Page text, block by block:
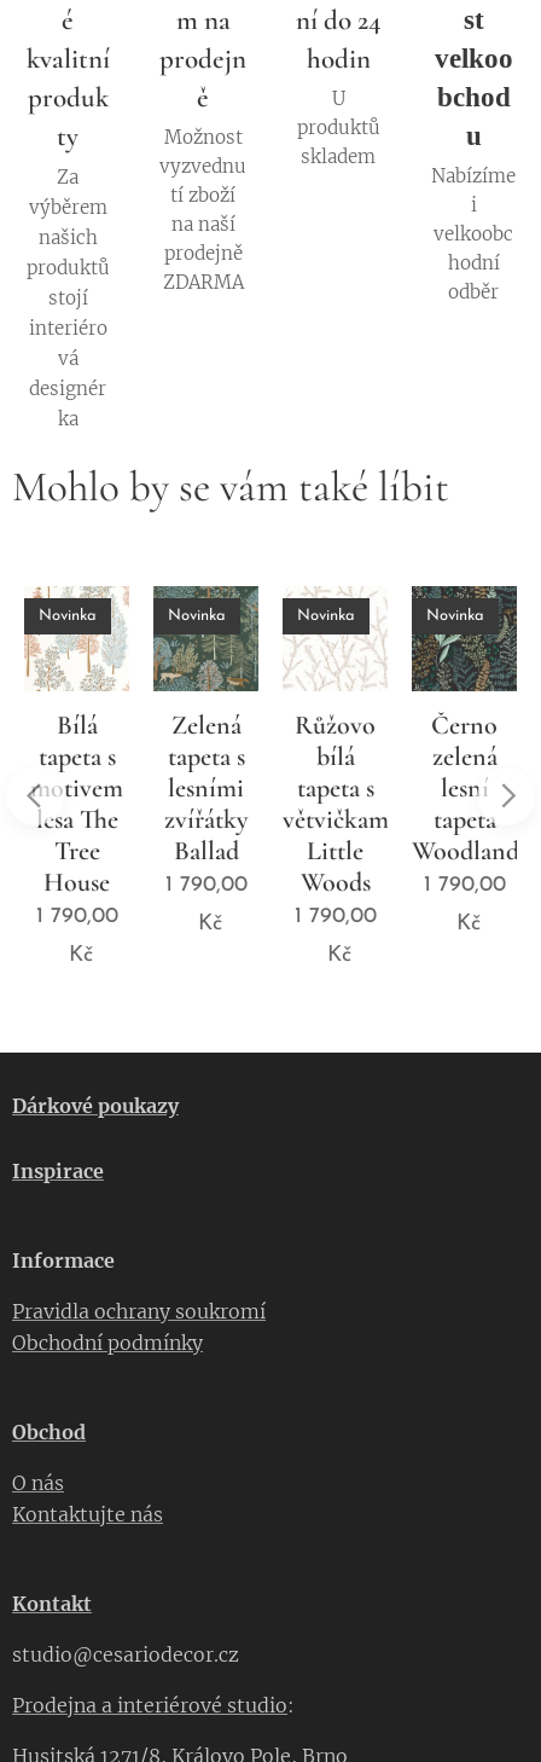
é
kvalitní
produk
ty
Za
výběrem
našich
produktů
stojí
interiéro
vá
designér
ka
m na
prodejn
ě
Možnost
vyzvednu
tí zboží
na naší
prodejně
ZDARMA
ní do 24
hodin
U
produktů
skladem
st
velkoo
bchod
u
Nabízíme
i
velkoobc
hodní
odběr
Mohlo by se vám také líbit
Bílá
tapeta s
motivem
lesa The
Tree
House
Novinka
1 790,00
Kč
Zelená
tapeta s
lesními
zvířátky
Ballad
Novinka
1 790,00
Kč
Růžovo
bílá
tapeta s
větvičkami
Little
Woods
Novinka
1 790,00
Kč
Černo
zelená
lesní
tapeta
Woodland
Novinka
1 790,00
Kč
Dárkové poukazy
Inspirace
Informace
Pravidla ochrany soukromí
Obchodní podmínky
Obchod
O nás
Kontaktujte nás
Kontakt
studio@cesariodecor.cz
Prodejna a interiérové studio:
Husitská 1271/8, Královo Pole, Brno